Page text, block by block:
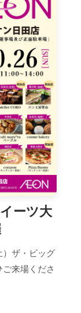
ーツ大
）ザ・ビッグ
来場くださ